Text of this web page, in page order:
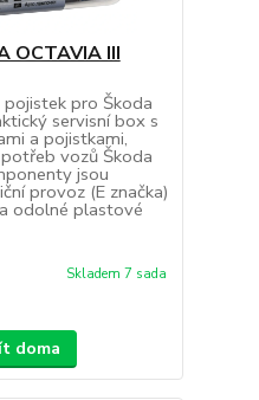
OCTAVIA III
pojistek pro Škoda
servisní box s
a pojistkami,
vozů Škoda
jsou
provoz (E značka)
odolné plastové
Skladem 7 sada
doma